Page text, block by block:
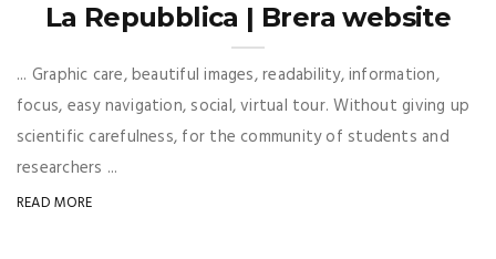
La Repubblica | Brera website
... Graphic care, beautiful images, readability, information,
focus, easy navigation, social, virtual tour. Without giving up
scientific carefulness, for the community of students and
researchers ...
READ MORE